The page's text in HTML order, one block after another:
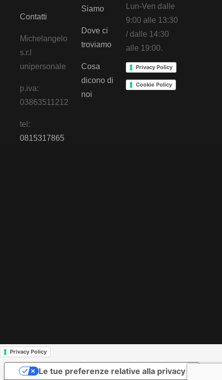
Contatti
Michelangelo
s.r.l
unipersonale
p.iva:
03863511212
tel:
0815317865
Siamo
Dove ci
troviamo
Cosa
dicono di
noi
Lun-Ven dalle
9:00 alle 13:30
/ dalle 14:30
alle 19:00.
Privacy Policy
Cookie Policy
Privacy Policy
Le tue preferenze relative alla privacy